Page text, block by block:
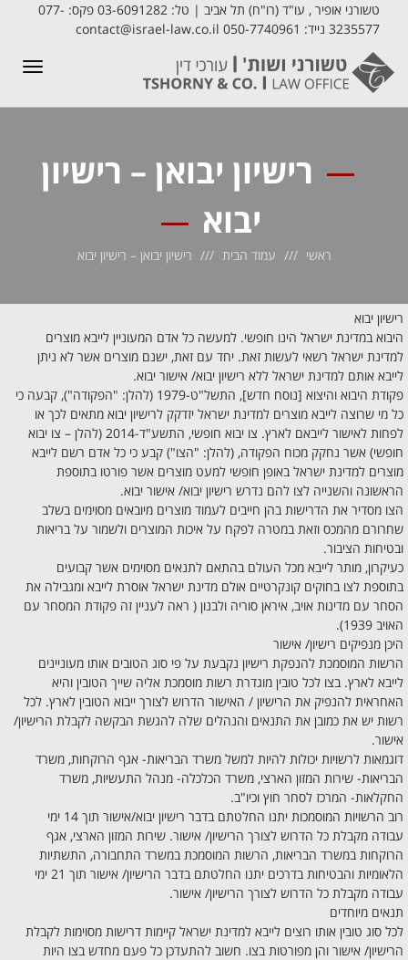
טשורני אופיר , עו"ד (רו"ח) תל אביב | טל: 03-6091282 פקס: 077-
3235577 נייד: 050-7740961 contact@israel-law.co.il
רישיון יבואן – רישיון
יבוא
ראשי עמוד הבית רישיון יבואן – רישיון יבוא
רישיון יבוא
היבוא במדינת ישראל הינו חופשי. למעשה כל אדם המעוניין לייבא מוצרים
למדינת ישראל רשאי לעשות זאת. יחד עם זאת, ישנם מוצרים אשר לא ניתן
לייבא אותם למדינת ישראל ללא רישיון יבוא/ אישור יבוא.
פקודת היבוא והיצוא [נוסח חדש], התשל"ט-1979 (להלן: "הפקודה"), קבעה כי
כל מי שרוצה לייבא מוצרים למדינת ישראל יזדקק לרישיון יבוא מתאים לכך או
לפחות לאישור לייבאם לארץ. צו יבוא חופשי, התשע"ד-2014 (להלן – צו יבוא
חופשי) אשר נחקק מכוח הפקודה, (להלן: "הצו") קבע כי כל אדם רשם לייבא
מוצרים למדינת ישראל באופן חופשי למעט מוצרים אשר פורטו בתוספת
הראשונה והשנייה לצו להם נדרש רישיון יבוא/ אישור יבוא.
הצו מסדיר את הדרישות בהן חייבים לעמוד מוצרים מיובאים מסוימים בשלב
שחרורם מהמכס וזאת במטרה לפקח על איכות המוצרים ולשמור על בריאות
ובטיחות הציבור.
כעיקרון, מותר לייבא מכל העולם בהתאם לתנאים מסוימים אשר קבועים
בתוספת לצו בחוקים קונקרטיים אולם מדינת ישראל אוסרת לייבא ומגבילה את
הסחר עם מדינות אויב, איראן סוריה ולבנון ( ראה לעניין זה פקודת המסחר עם
האויב 1939).
היכן מנפיקים רישיון/ אישור
הרשות המוסמכת להנפקת רישיון נקבעת על פי סוג הטובים אותו מעוניינים
לייבא לארץ. בצו לכל טובין מוגדרת רשות מוסמכת אליה שייך הטובין והיא
האחראית להנפיק את הרישיון / האישור הדרוש לצורך ייבוא הטובין לארץ. לכל
רשות יש את כמובן את התנאים והנהלים שלה להגשת הבקשה לקבלת הרישיון/
אישור.
דוגמאות לרשויות יכולות להיות למשל משרד הבריאות- אגף הרוקחות, משרד
הבריאות- שירות המזון הארצי, משרד הכלכלה- מנהל התעשיות, משרד
החקלאות- המרכז לסחר חוץ וכיו"ב.
רוב הרשויות המוסמכות יתנו החלטתם בדבר רישיון יבוא/אישור תוך 14 ימי
עבודה מקבלת כל הדרוש לצורך הרישיון/ אישור. שירות המזון הארצי, אגף
הרוקחות במשרד הבריאות, הרשות המוסמכת במשרד התחבורה, התשתיות
הלאומיות והבטיחות בדרכים יתנו החלטתם בדבר הרישיון/ אישור תוך 21 ימי
עבודה מקבלת כל הדרוש לצורך הרישיון/ אישור.
תנאים מיוחדים
לכל סוג טובין אותו רוצים לייבא למדינת ישראל קיימות דרישות מסוימות לקבלת
הרישיון/ אישור והן מפורטות בצו. חשוב להתעדכן כל פעם מחדש בצו היות